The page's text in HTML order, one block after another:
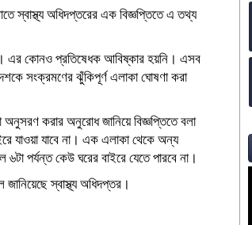
স্বাস্থ্য অধিদপ্তরের এক বিজ্ঞপ্তিতে এ তথ্য
এর কোনও প্রতিষেধক আবিষ্কার হয়নি। এসব
সংক্রমণের ঝুঁকিপূর্ণ এলাকা ঘোষণা করা
করার অনুরোধ জানিয়ে বিজ্ঞপ্তিতে বলা
যাওয়া যাবে না। এক এলাকা থেকে অন্য
পর্যন্ত কেউ ঘরের বাইরে যেতে পারবে না।
স্বাস্থ্য অধিদপ্তর।